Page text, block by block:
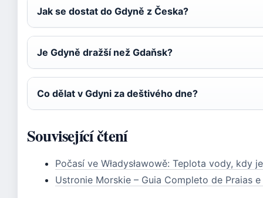
Jak se dostat do Gdyně z Česka?
Je Gdyně dražší než Gdaňsk?
Co dělat v Gdyni za deštivého dne?
Související čtení
Počasí ve Władysławowě: Teplota vody, kdy
Ustronie Morskie – Guia Completo de Praias